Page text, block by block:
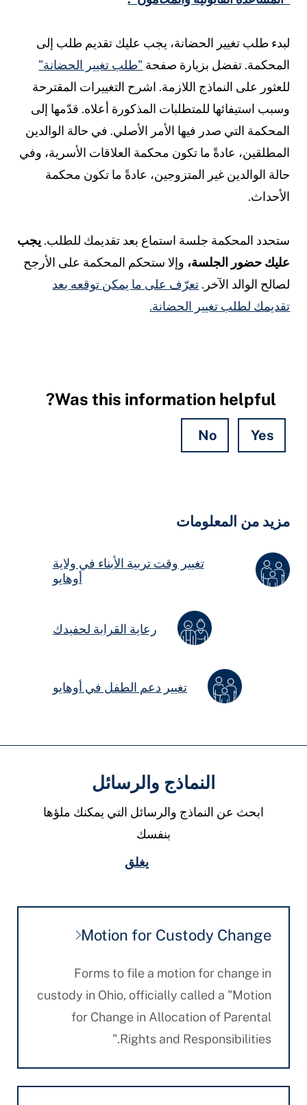
لبدء طلب تغيير الحضانة، يجب عليك تقديم طلب إلى
المحكمة. تفضل بزيارة صفحة"طلب تغيير الحضانة"
للعثور على النماذج اللازمة. اشرح التغييرات المقترحة
وسبب استيفائها للمتطلبات المذكورة أعلاه. قدّمها إلى
المحكمة التي صدر فيها الأمر الأصلي. في حالة الوالدين
المطلقين، عادةً ما تكون محكمة العلاقات الأسرية، وفي
حالة الوالدين غير المتزوجين، عادةً ما تكون محكمة
الأحداث.
ستحدد المحكمة جلسة استماع بعد تقديمك للطلب.يجب
عليك حضور الجلسة،وإلا ستحكم المحكمة على الأرجح
لصالح الوالد الآخر.تعرّف على ما يمكن توقعه بعد
تقديمك لطلب تغيير الحضانة.
Was this information helpful?
Yes
No
مزيد من المعلومات
تغيير وقت تربية الأبناء في ولاية
أوهايو
رعاية القرابة لحفيدك
تغيير دعم الطفل في أوهايو
النماذج والرسائل
ابحث عن النماذج والرسائل التي يمكنك ملؤها
بنفسك
يغلق
Motion for Custody Change
Forms to file a motion for change in
custody in Ohio, officially called a "Motion
for Change in Allocation of Parental
Rights and Responsibilities."